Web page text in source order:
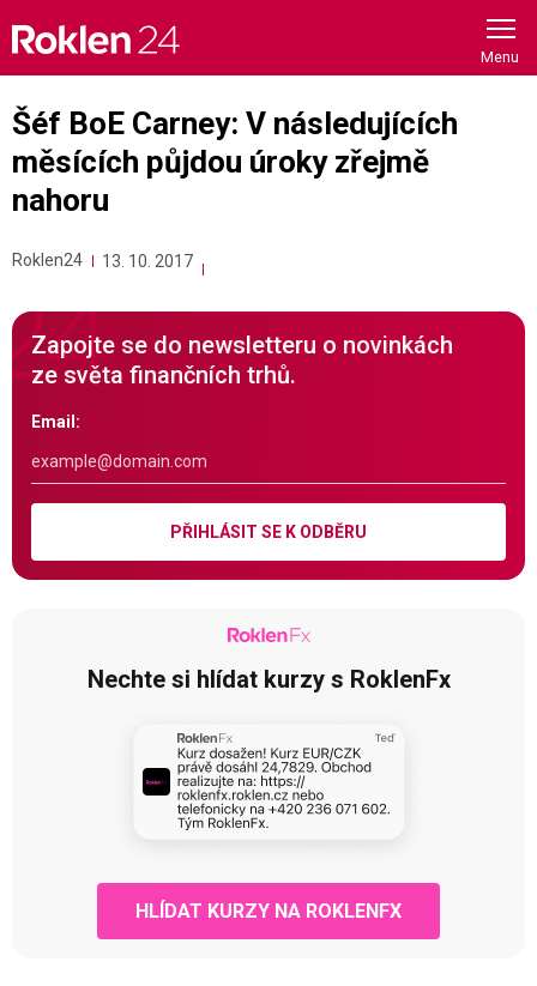
content
Šéf BoE Carney: V následujících
měsících půjdou úroky zřejmě
nahoru
Roklen24 13. 10. 2017
Zapojte se do newsletteru o novinkách
ze světa finančních trhů.
Email:
PŘIHLÁSIT SE K ODBĚRU
Nechte si hlídat kurzy s RoklenFx
HLÍDAT KURZY NA ROKLENFX